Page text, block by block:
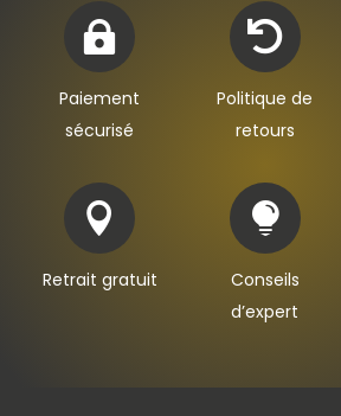

Paiement
sécurisé

Politique de
retours

Retrait gratuit

Conseils
d’expert